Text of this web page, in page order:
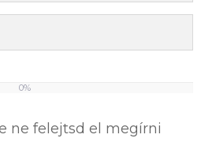
0%
ne felejtsd el megírni